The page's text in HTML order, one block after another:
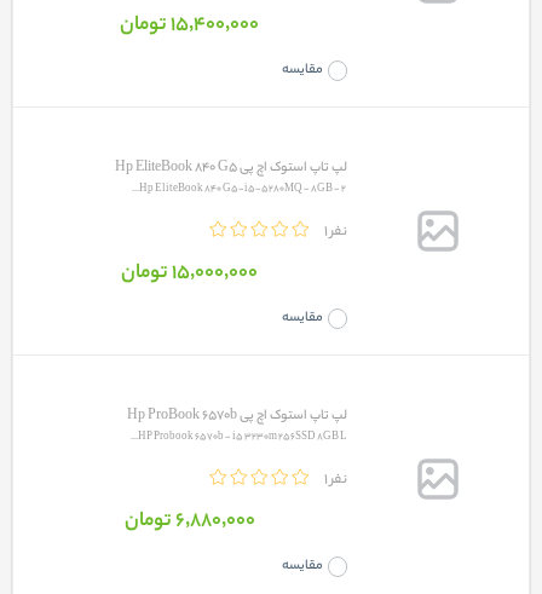
مقایسه
15٬400٬000 تومان
لپ تاپ استوک اچ پی Hp EliteBook 840 G5
1 نفر
مقایسه
15٬000٬000 تومان
لپ تاپ استوک اچ پی Hp ProBook 6570b
HP Probook 6570b - i5 3230m 256SSD 8GB L...
1 نفر
مقایسه
6٬880٬000 تومان